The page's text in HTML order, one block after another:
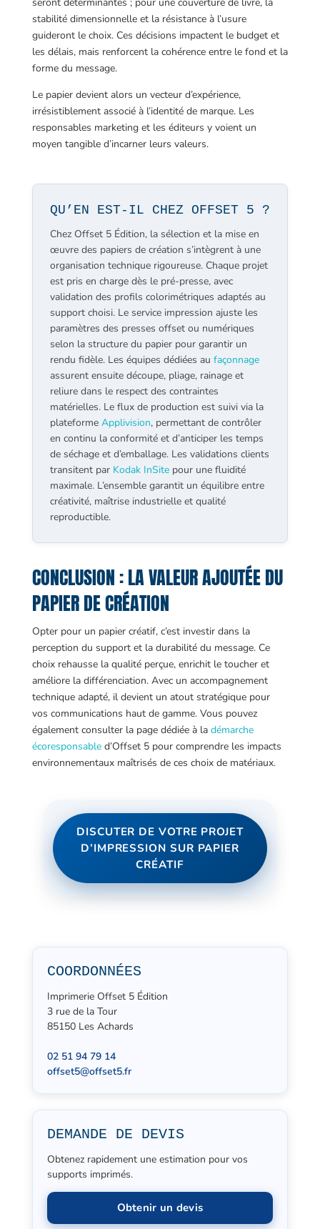
stabilité dimensionnelle et la résistance à l’usure
guideront le choix. Ces décisions impactent le budget et
les délais, mais renforcent la cohérence entre le fond et la
forme du message.
Le papier devient alors un vecteur d’expérience,
irrésistiblement associé à l’identité de marque. Les
responsables marketing et les éditeurs y voient un
moyen tangible d’incarner leurs valeurs.
QU’EN EST-IL CHEZ OFFSET 5 ?
Chez Offset 5 Édition, la sélection et la mise en
œuvre des papiers de création s’intègrent à une
organisation technique rigoureuse. Chaque projet
est pris en charge dès le pré-presse, avec
validation des profils colorimétriques adaptés au
support choisi. Le service impression ajuste les
paramètres des presses offset ou numériques
selon la structure du papier pour garantir un
rendu fidèle. Les équipes dédiées au façonnage
assurent ensuite découpe, pliage, rainage et
reliure dans le respect des contraintes
matérielles. Le flux de production est suivi via la
plateforme Applivision, permettant de contrôler
en continu la conformité et d’anticiper les temps
de séchage et d’emballage. Les validations clients
transitent par Kodak InSitepour une fluidité
maximale. L’ensemble garantit un équilibre entre
créativité, maîtrise industrielle et qualité
reproductible.
CONCLUSION : LA VALEUR AJOUTÉE DU
PAPIER DE CRÉATION
Opter pour un papier créatif, c’est investir dans la
perception du support et la durabilité du message. Ce
choix rehausse la qualité perçue, enrichit le toucher et
améliore la différenciation. Avec un accompagnement
technique adapté, il devient un atout stratégique pour
vos communications haut de gamme. Vous pouvez
également consulter la page dédiée à la démarche
écoresponsabled’Offset 5 pour comprendre les impacts
environnementaux maîtrisés de ces choix de matériaux.
DISCUTER DE VOTRE PROJET
D’IMPRESSION SUR PAPIER
CRÉATIF
COORDONNÉES
Imprimerie Offset 5 Édition
3 rue de la Tour
85150 Les Achards
02 51 94 79 14
offset5@offset5.fr
DEMANDE DE DEVIS
Obtenez rapidement une estimation pour vos
supports imprimés.
Obtenir un devis